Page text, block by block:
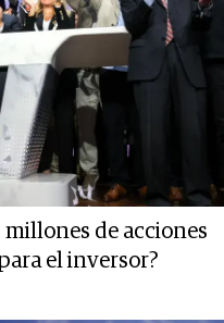
millones de acciones
el inversor?